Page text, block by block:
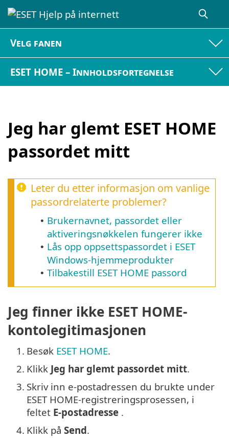
Velg fanen
ESET HOME – Innholdsfortegnelse
Jeg har glemt ESET HOME
passordet mitt
Leter du etter informasjon om vanlige
passordrelaterte problemer?
• Brukernavnet, passordet eller
aktiveringsnøkkelen fungerer ikke
• Lås opp oppsettspassordet i ESET
Windows-hjemmeprodukter
• Tilbakestill ESET HOME passord
Jeg finner ikke ESET HOME-
kontolegitimasjonen
1. Besøk ESET HOME.
2. Klikk Jeg har glemt passordet mitt.
3. Skriv inn e-postadressen du brukte under
ESET HOME-registreringsprosessen, i
feltet E-postadresse .
4. Klikk på Send.